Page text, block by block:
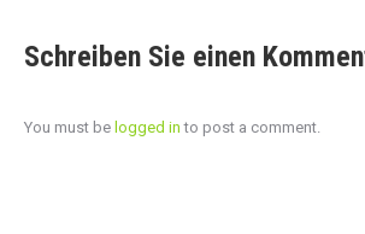
Schreiben Sie einen
You must be logged in to post a comment.